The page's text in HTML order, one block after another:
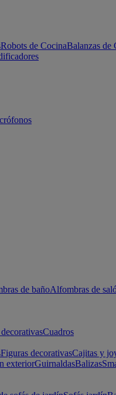
Robots de CocinaBalanzas de
de bañoAlfombras de
Cuadros
Figuras decorativasCajitas y
exteriorGuirnaldasBalizas